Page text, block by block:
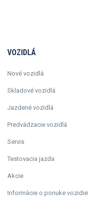
VOZIDLÁ
Nové vozidlá
Skladové vozidlá
Jazdené vozidlá
Predvádzacie vozidlá
Servis
Testovacia jazda
Akcie
Informácie o ponuke vozidiel